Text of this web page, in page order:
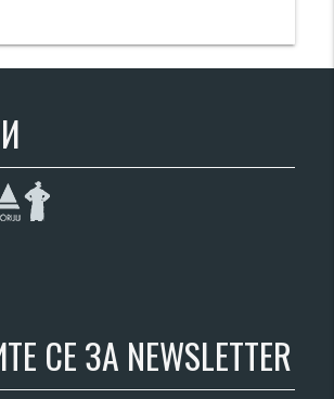
СЕ ЗА NEWSLETTER